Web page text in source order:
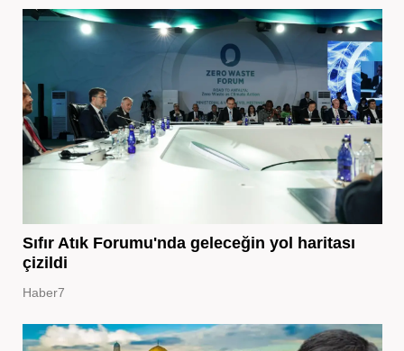
Sıfır Atık Forumu'nda geleceğin yol haritası
çizildi
Haber7